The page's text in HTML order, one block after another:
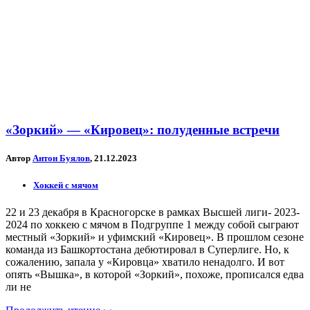
«Зоркий» — «Кировец»: полуденные встречи
Автор Антон Буялов, 21.12.2023
Хоккей с мячом
22 и 23 декабря в Красногорске в рамках Высшей лиги- 2023-
2024 по хоккею с мячом в Подгруппе 1 между собой сыграют
местный «Зоркий» и уфимский «Кировец». В прошлом сезоне
команда из Башкортостана дебютировал в Суперлиге. Но, к
сожалению, запала у «Кировца» хватило ненадолго. И вот
опять «Вышка», в которой «Зоркий», похоже, прописался едва
ли не